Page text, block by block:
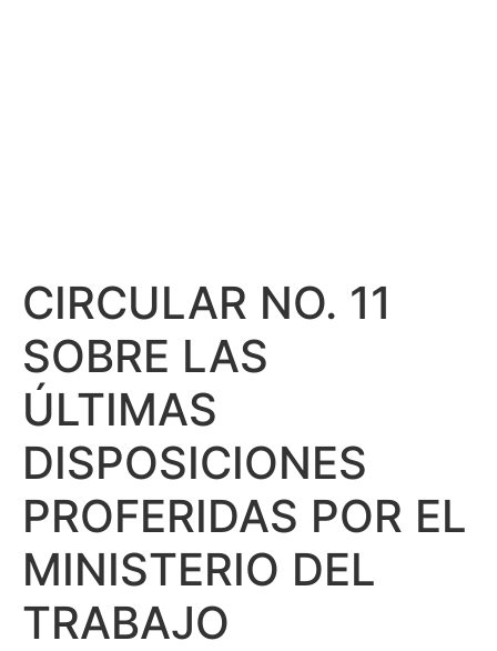
CIRCULAR NO. 11
SOBRE LAS
ÚLTIMAS
DISPOSICIONES
PROFERIDAS POR EL
MINISTERIO DEL
TRABAJO